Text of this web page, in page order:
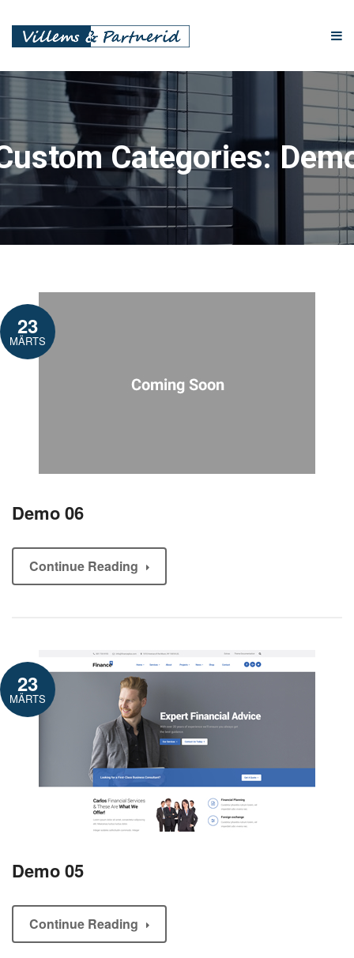
Categories:
23
MÄRTS
Demo 06
Continue Reading
23
MÄRTS
Demo 05
Continue Reading